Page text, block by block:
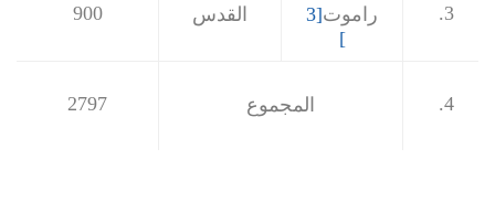
3. راموت [3
]
القدس 900
4. المجموع 2797